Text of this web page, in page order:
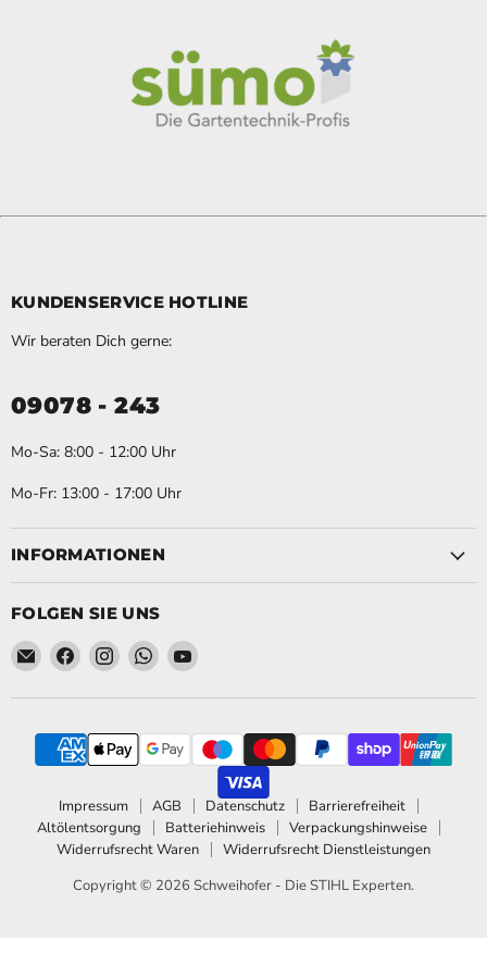
KUNDENSERVICE HOTLINE
Wir beraten Dich gerne:
09078 - 243
Mo-Sa: 8:00 - 12:00 Uhr
Mo-Fr: 13:00 - 17:00 Uhr
INFORMATIONEN
FOLGEN SIE UNS
Email Schweihofer - Die STIHL Experten.
Finden Sie uns auf Facebook
Finden Sie uns auf Instagram
Finden Sie uns auf WhatsApp
Finden Sie uns auf YouTube
Impressum AGB Datenschutz
Barrierefreiheit
Altölentsorgung
Batteriehinweis
Verpackungshinweise
Widerrufsrecht Waren
Widerrufsrecht Dienstleistungen
Copyright © 2026 Schweihofer - Die STIHL Experten.